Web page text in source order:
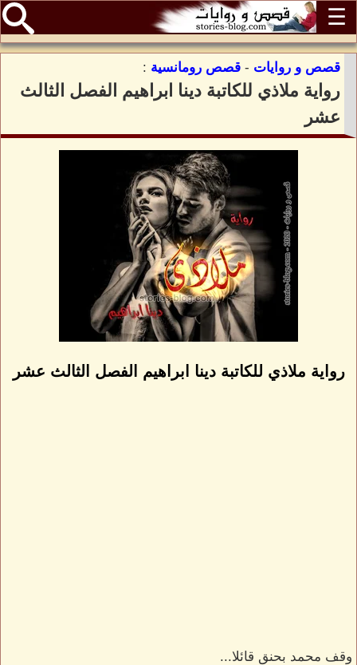
☰
قصص و روايات - قصص رومانسية :
رواية ملاذي للكاتبة دينا ابراهيم الفصل الثالث
عشر
رواية ملاذي للكاتبة دينا ابراهيم الفصل الثالث عشر
وقف محمد بحنق قائلا...